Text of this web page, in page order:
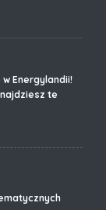
Energylandii!
te